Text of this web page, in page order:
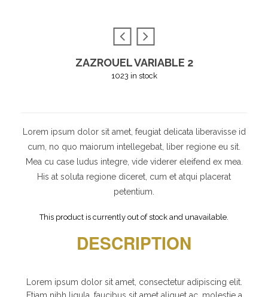
ZAZROUEL VARIABLE 2
1023 in stock
Lorem ipsum dolor sit amet, feugiat delicata liberavisse id
cum, no quo maiorum intellegebat, liber regione eu sit.
Mea cu case ludus integre, vide viderer eleifend ex mea.
His at soluta regione diceret, cum et atqui placerat
petentium.
This product is currently out of stock and unavailable.
DESCRIPTION
Lorem ipsum dolor sit amet, consectetur adipiscing elit.